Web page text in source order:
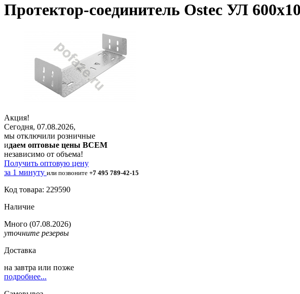
Протектор-соединитель Ostec УЛ
Акция!
Сегодня, 07.08.2026,
мы отключили розничные
идаем оптовые цены ВСЕМ
независимо от объема!
Получить оптовую цену
за 1 минуту или позвоните +7 495 789-42-15
Код товара: 229590
Наличие
Много (07.08.2026)
уточните резервы
Доставка
на завтра или позже
подробнее...